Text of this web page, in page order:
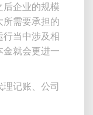
后企业的规模
所需要承担的
行当中涉及相
金就会更进一
记账、公司